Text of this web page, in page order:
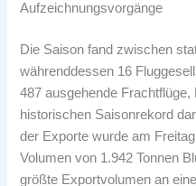
Aufzeichnungsvorgänge
Die Saison fand zwischen
währenddessen 16
487 ausgehende
historischen Saisonrekord
der Exporte wurde am
Volumen von 1.942 Tonnen
größte Exportvolumen an